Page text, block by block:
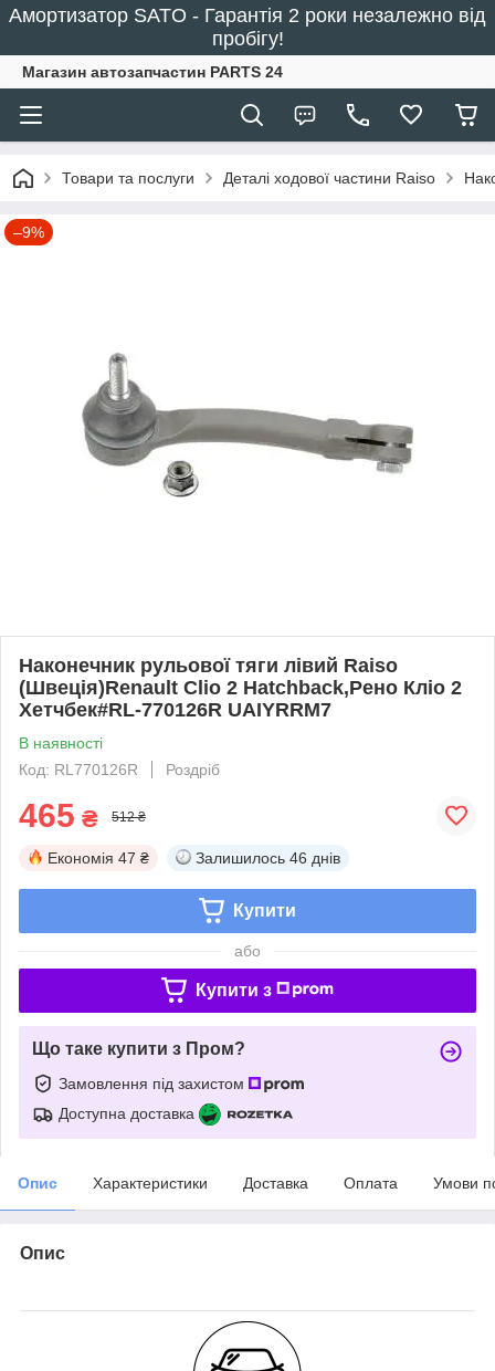
Амортизатор SATO - Гарантія 2 роки незалежно від
пробігу!
Магазин автозапчастин PARTS 24
Товари та послуги Деталі ходової частини Raiso
–9%
Наконечник рульової тяги лівий Raiso
(Швеція)Renault Clio 2 Hatchback,Рено Кліо 2
Хетчбек#RL-770126R UAIYRRM7
В наявності
Код: RL770126R
Роздріб
465 ₴ 512 ₴
Економія 47 ₴ Залишилось 46 днів
Купити
або
Купити з
Що таке купити з Пром?
Замовлення під захистом
Доступна доставка
Опис Характеристики Доставка Оплата Умови
Опис